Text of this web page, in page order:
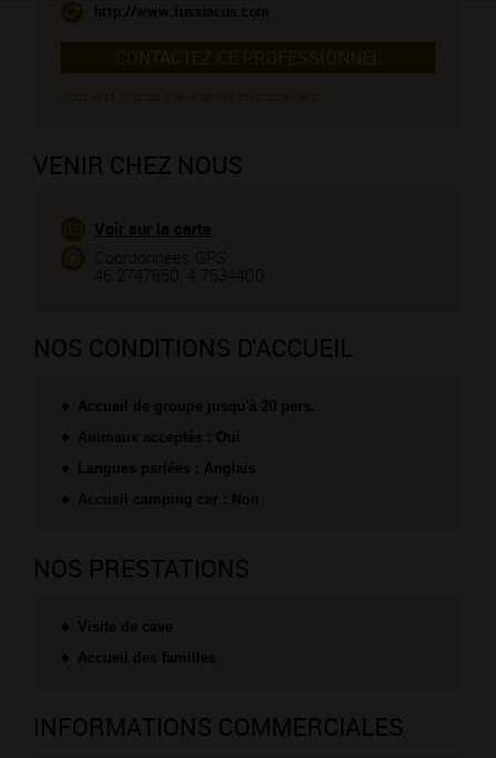
http://www.fussiacus.com
CONTACTEZ CE PROFESSIONNEL
VENIR CHEZ NOUS
Voir sur la carte
Coordonnées GPS :
46.2747850, 4.7534400
NOS CONDITIONS D'ACCUEIL
Accueil de groupe jusqu'à 20 pers.
Animaux acceptés : Oui
Langues parlées : Anglais
Accueil camping car : Non
NOS PRESTATIONS
Visite de cave
Accueil des familles
INFORMATIONS COMMERCIALES